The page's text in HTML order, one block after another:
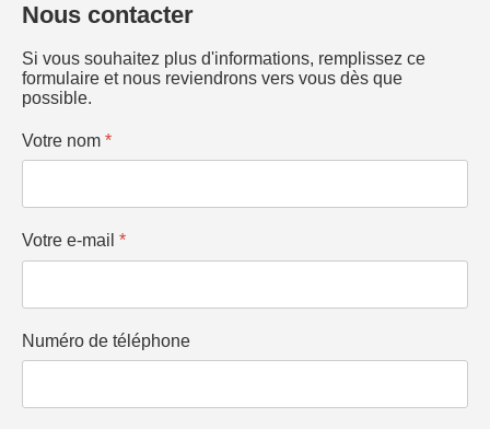
Nous contacter
Si vous souhaitez plus d'informations, remplissez ce
formulaire et nous reviendrons vers vous dès que
possible.
Votre nom *
Votre e-mail *
Numéro de téléphone